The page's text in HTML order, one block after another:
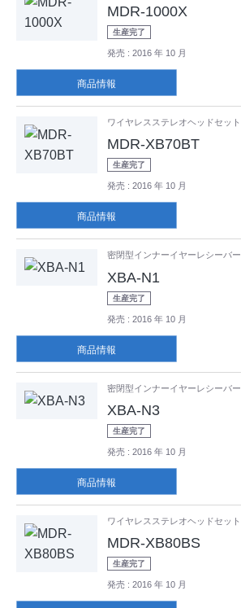
MDR-1000X
生産完了
発売 : 2016 年 10 月
商品情報
ワイヤレスステレオヘッドセット
MDR-XB70BT
生産完了
発売 : 2016 年 10 月
商品情報
密閉型インナーイヤーレシーバー
XBA-N1
生産完了
発売 : 2016 年 10 月
商品情報
密閉型インナーイヤーレシーバー
XBA-N3
生産完了
発売 : 2016 年 10 月
商品情報
ワイヤレスステレオヘッドセット
MDR-XB80BS
生産完了
発売 : 2016 年 10 月